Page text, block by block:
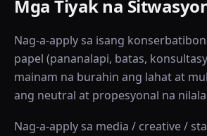
Mga Tiyak na
Nag-a-apply sa isang
papel (pananalapi, batas,
mainam na burahin ang lahat at
ang neutral at propesyonal na
Nag-a-apply sa media / creative /